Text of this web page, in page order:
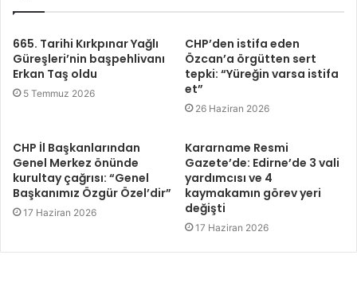
665. Tarihi Kırkpınar Yağlı
Güreşleri’nin başpehlivanı
Erkan Taş oldu
5 Temmuz 2026
CHP’den istifa eden
Özcan’a örgütten sert
tepki: “Yüreğin varsa istifa
et”
26 Haziran 2026
CHP İl Başkanlarından
Genel Merkez önünde
kurultay çağrısı: “Genel
Başkanımız Özgür Özel’dir”
17 Haziran 2026
Kararname Resmi
Gazete’de: Edirne’de 3 vali
yardımcısı ve 4
kaymakamın görev yeri
değişti
17 Haziran 2026